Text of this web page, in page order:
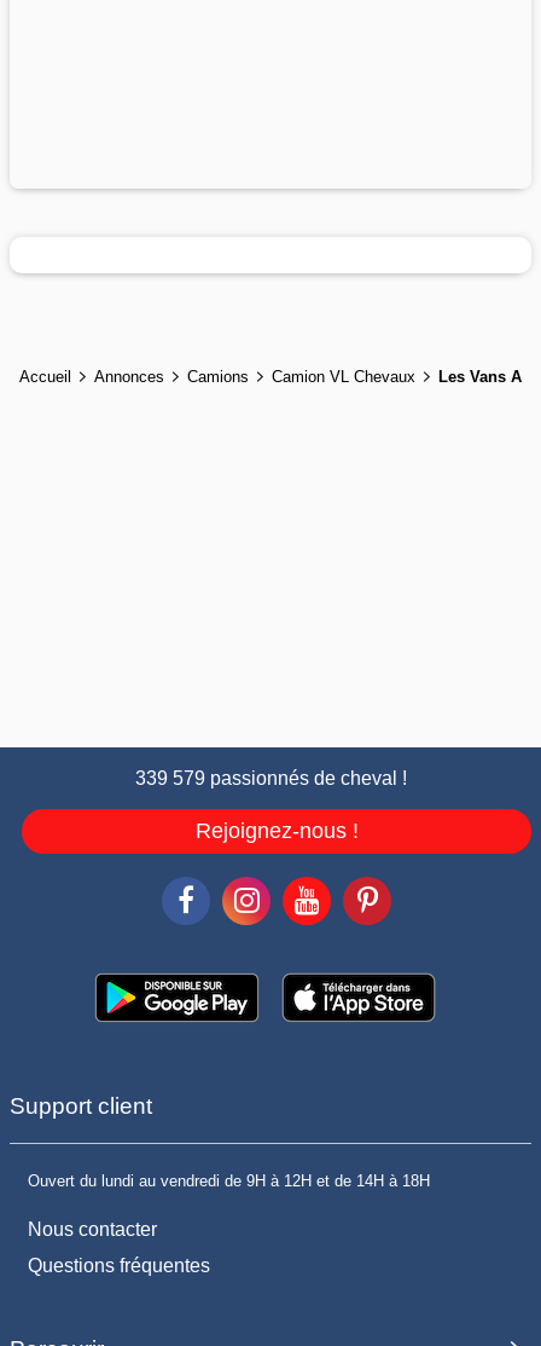
Accueil Annonces Camions Camion VL Chevaux Les Vans
339 579 passionnés de cheval !
Rejoignez-nous !
Support client
Ouvert du lundi au vendredi de 9H à 12H et de 14H à 18H
Nous contacter
Questions fréquentes